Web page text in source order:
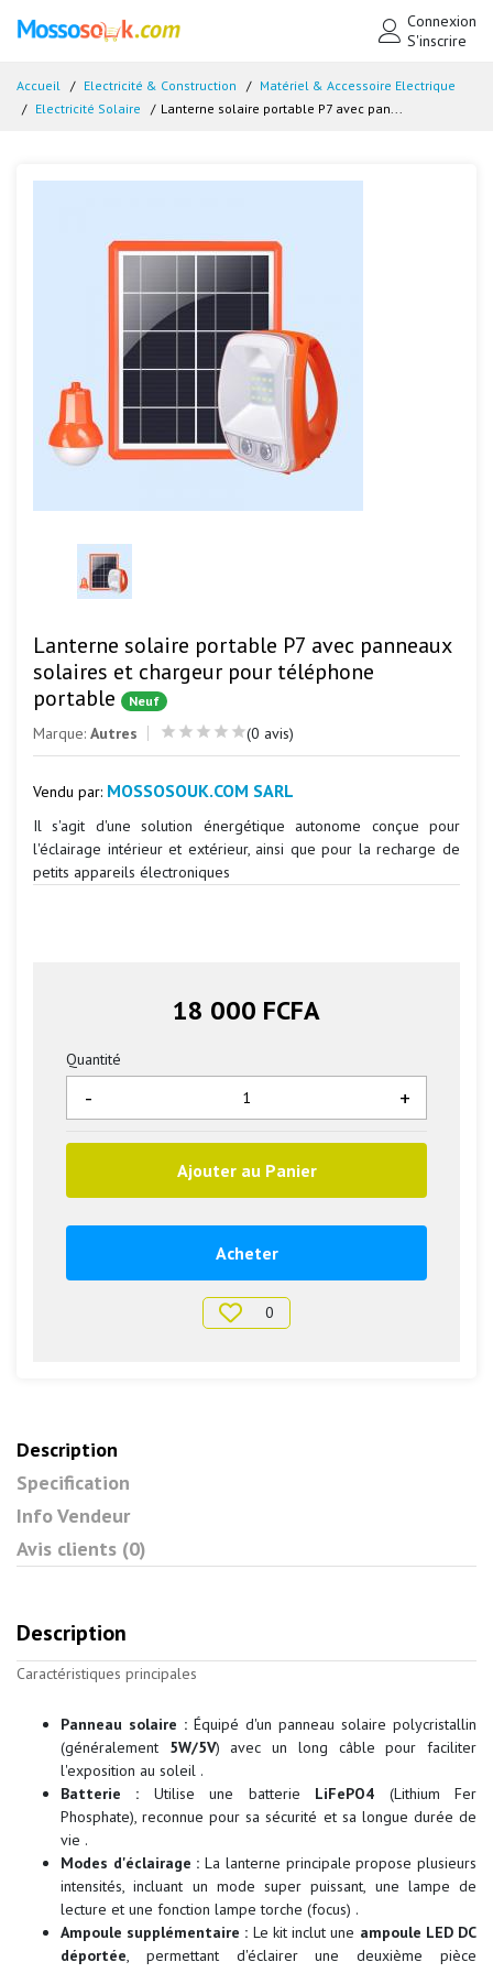
Connexion
S'inscrire
Accueil Electricité & Construction
Matériel & Accessoire Electrique
Electricité Solaire
Lanterne solaire portable P7 avec pan...
Lanterne solaire portable P7 avec panneaux
solaires et chargeur pour téléphone
portable
Neuf
Marque: Autres (0 avis)
Vendu par: MOSSOSOUK.COM SARL
Il s'agit d'une solution énergétique autonome conçue pour
l'éclairage intérieur et extérieur, ainsi que pour la recharge de
petits appareils électroniques
18 000 FCFA
Quantité
+
-
Ajouter au Panier
Acheter
0
Description
Specification
Info Vendeur
Avis clients (0)
Description
Caractéristiques principales
Panneau solaire : Équipé d'un panneau solaire polycristallin
(généralement 5W/5V) avec un long câble pour faciliter
l'exposition au soleil .
Batterie : Utilise une batterie LiFePO4 (Lithium Fer
Phosphate), reconnue pour sa sécurité et sa longue durée de
vie .
Modes d'éclairage : La lanterne principale propose plusieurs
intensités, incluant un mode super puissant, une lampe de
lecture et une fonction lampe torche (focus) .
Ampoule supplémentaire : Le kit inclut une ampoule LED DC
déportée, permettant d'éclairer une deuxième pièce